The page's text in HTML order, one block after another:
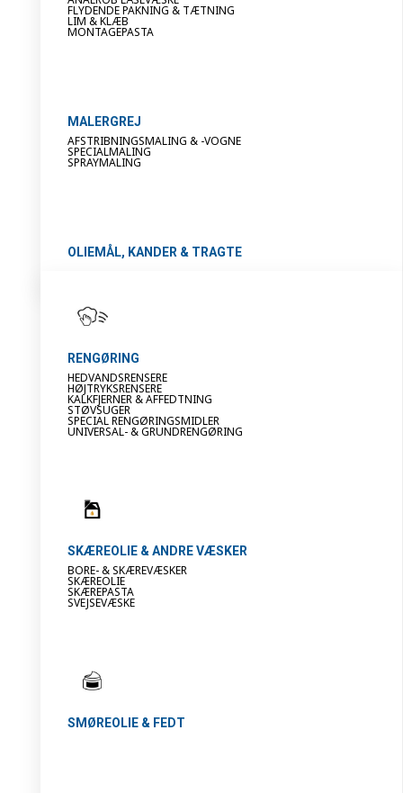
FLYDENDE PAKNING & TÆTNING
LIM & KLÆB
MONTAGEPASTA
MALERGREJ
AFSTRIBNINGSMALING & -VOGNE
SPECIALMALING
SPRAYMALING
OLIEMÅL, KANDER & TRAGTE
RENGØRING
HEDVANDSRENSERE
HØJTRYKSRENSERE
KALKFJERNER & AFFEDTNING
STØVSUGER
SPECIAL RENGØRINGSMIDLER
UNIVERSAL- & GRUNDRENGØRING
SKÆREOLIE & ANDRE VÆSKER
BORE- & SKÆREVÆSKER
SKÆREOLIE
SKÆREPASTA
SVEJSEVÆSKE
SMØREOLIE & FEDT